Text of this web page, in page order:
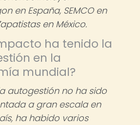
en España, SEMCO en
en México.
ha tenido la
en la
mundial?
autogestión no ha sido
a gran escala en
ha habido varios